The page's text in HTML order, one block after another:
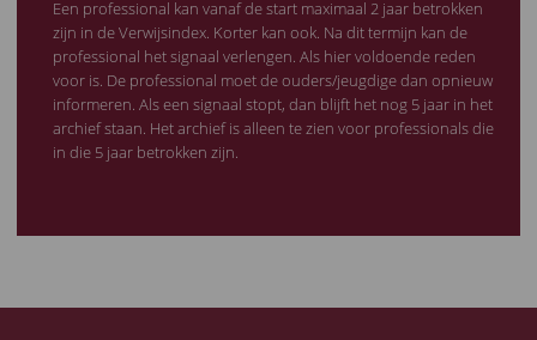
Een professional kan vanaf de start maximaal 2 jaar betrokken
zijn in de Verwijsindex. Korter kan ook. Na dit termijn kan de
professional het signaal verlengen. Als hier voldoende reden
voor is. De professional moet de ouders/jeugdige dan opnieuw
informeren. Als een signaal stopt, dan blijft het nog 5 jaar in het
archief staan. Het archief is alleen te zien voor professionals die
in die 5 jaar betrokken zijn.